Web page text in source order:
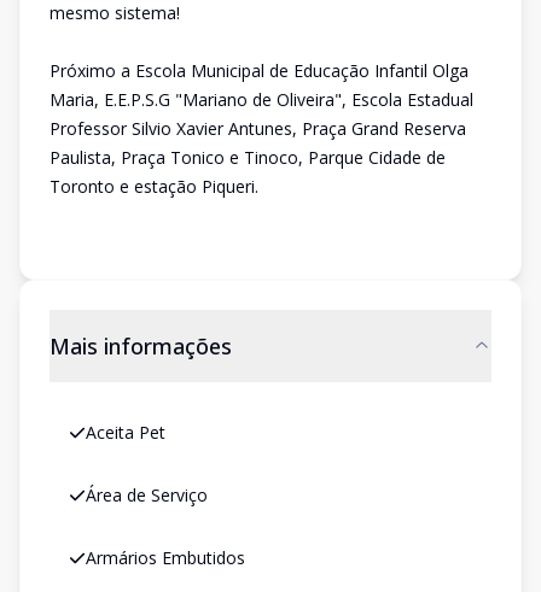
mesmo sistema!
Próximo a Escola Municipal de Educação Infantil Olga
Maria, E.E.P.S.G "Mariano de Oliveira", Escola Estadual
Professor Silvio Xavier Antunes, Praça Grand Reserva
Paulista, Praça Tonico e Tinoco, Parque Cidade de
Toronto e estação Piqueri.
Mais informações
Aceita Pet
Área de Serviço
Armários Embutidos